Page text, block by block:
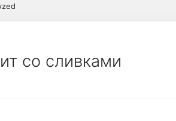
со сливками